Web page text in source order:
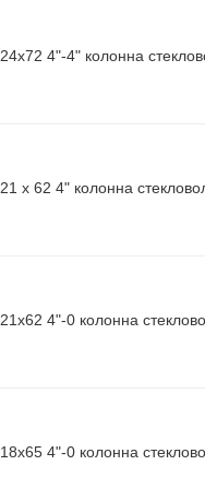
24х72 4"-4" колонна
21 x 62 4" колонна
21х62 4"-0 колонна
18х65 4"-0 колонна